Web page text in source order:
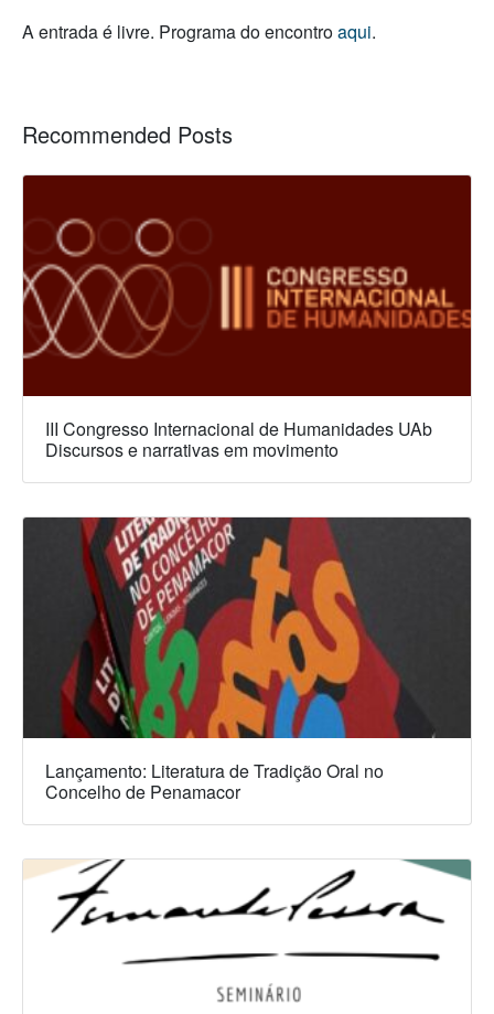
A entrada é livre. Programa do encontroaqui.
Recommended Posts
III Congresso Internacional de Humanidades UAb
Discursos e narrativas em movimento
Lançamento: Literatura de Tradição Oral no
Concelho de Penamacor